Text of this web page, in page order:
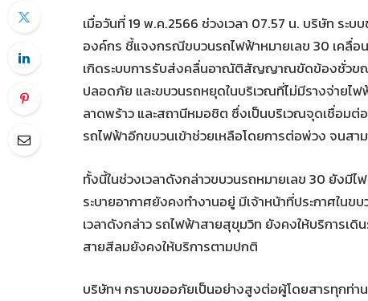
เมื่อวันที่ 19 พ.ค.2566 ช่วงเวลา 07.57 น. บริษัท ร
องค์กร ชี้แจงกรณีขบวนรถไฟฟ้าหมายเลข 30 เคลื่
เกิดระบบการรับส่งคลื่นอาณัติสัญญาณขัดข้องชั่วขณ
ปลอดภัย และขบวนรถหยุดในบริเวณที่ไม่มีรางจ่ายไฟ
ลาดพร้าว และสถานีหมอชิต ซึ่งเป็นบริเวณจุดเชื่อม
รถไฟฟ้าอีกขบวนเข้าช่วยเหลือโดยการต่อพ่วง จนสา
ทั้งนี้ในช่วงเวลาดังกล่าวขบวนรถหมายเลข 30 ยังมี
ระบายอากาศยังคงทำงานอยู่ มีเจ้าหน้าที่ประกาศใน
เวลาดังกล่าว รถไฟฟ้าสายสุขุมวิท ยังคงให้บริการเ
สายสีลมยังคงให้บริการตามปกติ
บริษัทฯ กราบขออภัยเป็นอย่างสูงต่อผู้โดยสารทุกท่า